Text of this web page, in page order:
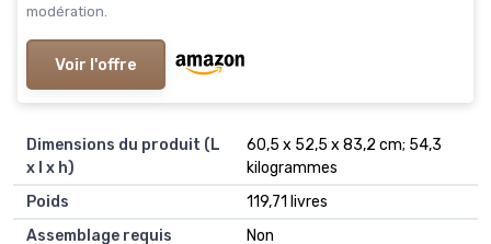
modération.
Voir l'offre
Dimensions du produit (L
x l x h)
‎60,5 x 52,5 x 83,2 cm; 54,3
kilogrammes
Poids
‎119,71 livres
Assemblage requis
‎Non